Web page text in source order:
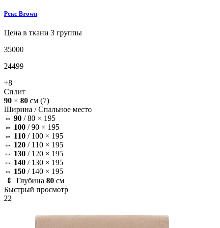
Рекс Brown
Цена в ткани 3 группы
35000
24499
+8
Сплит
90 × 80 см (7)
Ширина /Спальное место
⇔ 90 /80 × 195
⇔ 100 /90 × 195
⇔ 110 / 100 × 195
⇔ 120 / 110 × 195
⇔ 130 / 120 × 195
⇔ 140 / 130 × 195
⇔ 150 / 140 × 195
⇕ Глубина 80 см
Быстрый просмотр
22